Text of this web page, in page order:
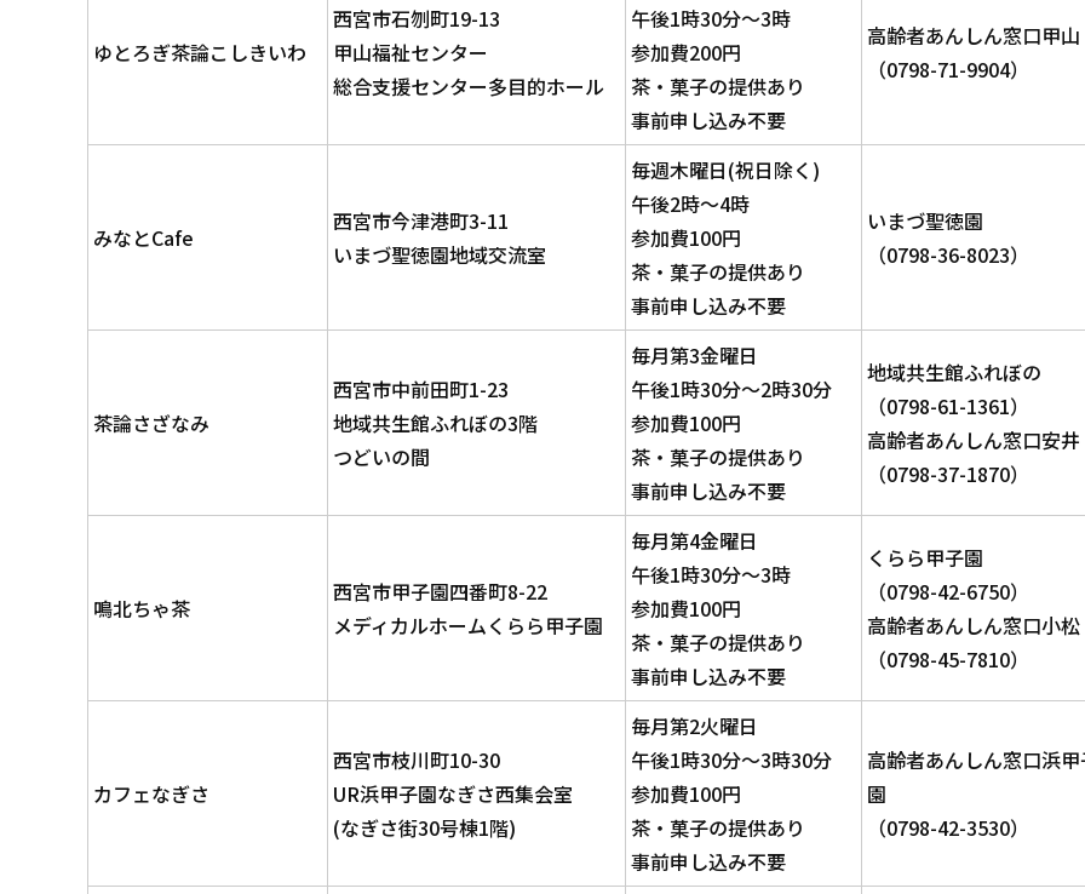
ゆとろぎ茶論こしきいわ
西宮市石刎町19-13
甲山福祉センター
総合支援センター多目的ホール
午後1時30分～3時
参加費200円
茶・菓子の提供あり
事前申し込み不要
高齢者あんしん窓口甲山
（0798-71-9904）
みなとCafe
西宮市今津港町3-11
いまづ聖徳園地域交流室
毎週木曜日(祝日除く)
午後2時～4時
参加費100円
茶・菓子の提供あり
事前申し込み不要
いまづ聖徳園
（0798-36-8023）
茶論さざなみ
西宮市中前田町1-23
地域共生館ふれぼの3階
つどいの間
毎月第3金曜日
午後1時30分～2時30分
参加費100円
茶・菓子の提供あり
事前申し込み不要
地域共生館ふれぼの
（0798-61-1361）
高齢者あんしん窓口安井
（0798-37-1870）
鳴北ちゃ茶
西宮市甲子園四番町8-22
メディカルホームくらら甲子園
毎月第4金曜日
午後1時30分～3時
参加費100円
茶・菓子の提供あり
事前申し込み不要
くらら甲子園
（0798-42-6750）
高齢者あんしん窓口小松
（0798-45-7810）
カフェなぎさ
西宮市枝川町10-30
UR浜甲子園なぎさ西集会室
(なぎさ街30号棟1階)
毎月第2火曜日
午後1時30分～3時30分
参加費100円
茶・菓子の提供あり
事前申し込み不要
高齢者あんしん窓口浜
園
（0798-42-3530）